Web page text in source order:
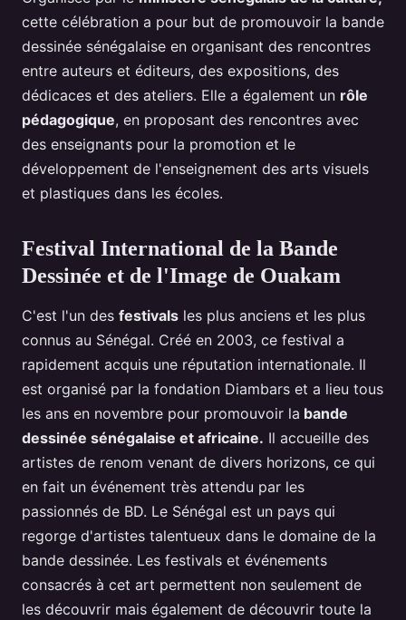
cette célébration a pour but de promouvoir la bande
dessinée sénégalaise en organisant des rencontres
entre auteurs et éditeurs, des expositions, des
dédicaces et des ateliers. Elle a également un rôle
pédagogique, en proposant des rencontres avec
des enseignants pour la promotion et le
développement de l'enseignement des arts visuels
et plastiques dans les écoles.
Festival International de la Bande
Dessinée et de l'Image de Ouakam
C'est l'un des festivals les plus anciens et les plus
connus au Sénégal. Créé en 2003, ce festival a
rapidement acquis une réputation internationale. Il
est organisé par la fondation Diambars et a lieu tous
les ans en novembre pour promouvoir la bande
dessinée sénégalaise et africaine. Il accueille des
artistes de renom venant de divers horizons, ce qui
en fait un événement très attendu par les
passionnés de BD. Le Sénégal est un pays qui
regorge d'artistes talentueux dans le domaine de la
bande dessinée. Les festivals et événements
consacrés à cet art permettent non seulement de
les découvrir mais également de découvrir toute la